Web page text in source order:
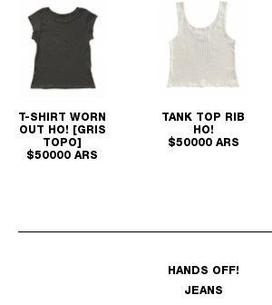
T-SHIRT WORN
OUT HO! [GRIS
TOPO]
$50000 ARS
TANK TOP RIB
HO!
$50000 ARS
HANDS OFF!
JEANS